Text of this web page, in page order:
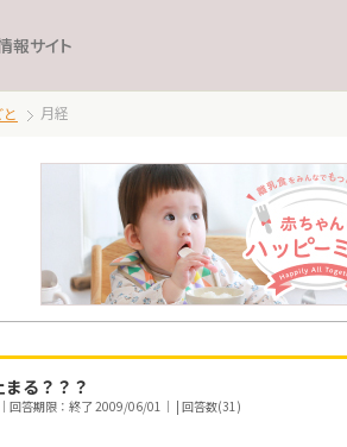
報サイト
月経
る？？？
｜回答期限：終了 2009/06/01｜ | 回答数(31)